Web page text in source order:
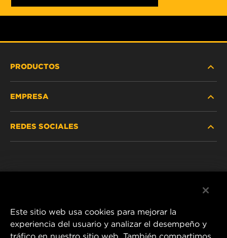
PRODUCTOS
VEHÍCULOS LIVIANOS Y COMERCIALES
EMPRESA
REDES SOCIALES
Este sitio web usa cookies para mejorar la
experiencia del usuario y analizar el desempeño y
tráfico en nuestro sitio web. También compartimos